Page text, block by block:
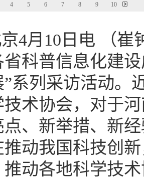
4 5 6 7 8 9 10
4月10日电 （
科普信息化建
系列采访活动。
术协会，对于
、新举措、新
动我国科技创
动各地科学技